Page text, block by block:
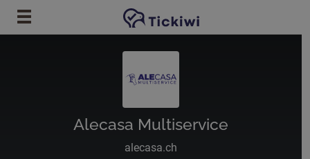
Ir al contenido principal
Alecasa Multiservice
alecasa.ch